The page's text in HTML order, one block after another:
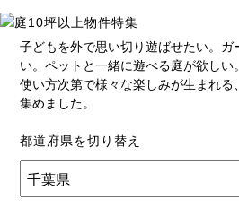
子どもを外で思い切り遊ばせたい。ガ
い。ペットと一緒に遊べる庭が欲しい。
使い方次第で様々な楽しみが生まれる
集めました。
都道府県を切り替え